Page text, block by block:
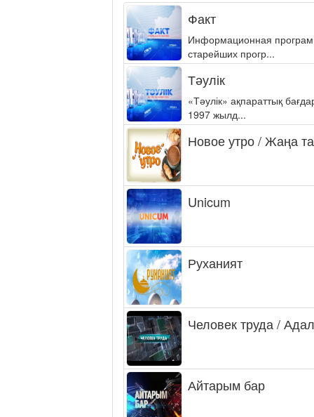
Факт
Информационная
старейших прогр...
Тәулік
«Тәулік» ақпараттық
1997 жылд...
Новое утро / Жаңа
Unicum
Руханият
Человек труда /
Айтарым бар